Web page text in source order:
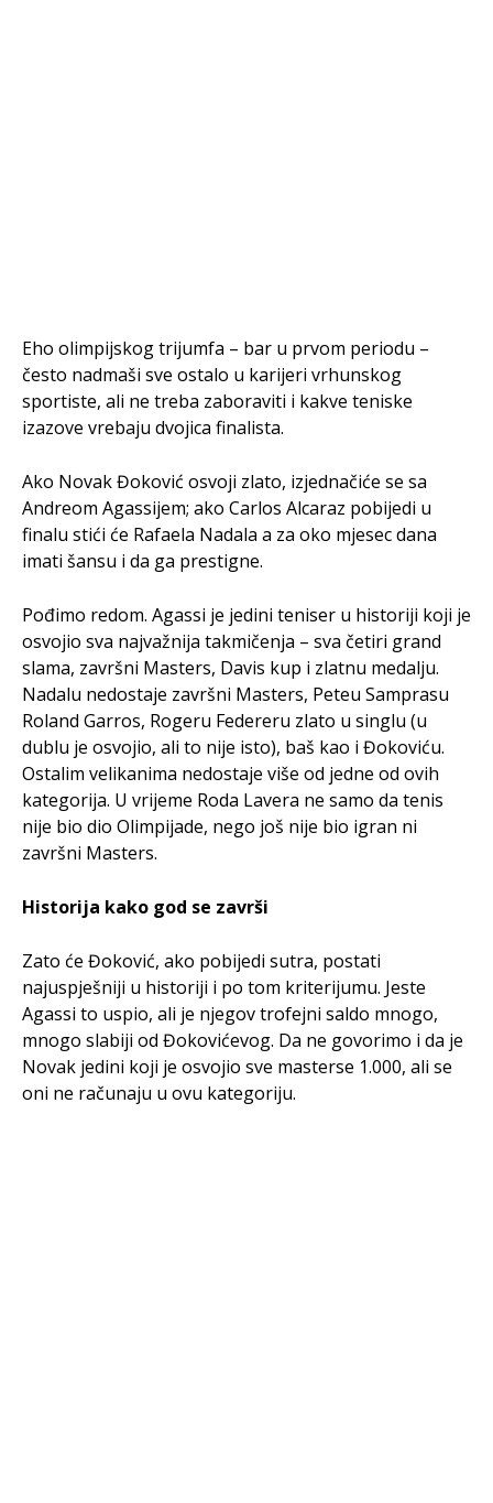
Eho olimpijskog trijumfa – bar u prvom periodu –
često nadmaši sve ostalo u karijeri vrhunskog
sportiste, ali ne treba zaboraviti i kakve teniske
izazove vrebaju dvojica finalista.
Ako Novak Đoković osvoji zlato, izjednačiće se sa
Andreom Agassijem; ako Carlos Alcaraz pobijedi u
finalu stići će Rafaela Nadala a za oko mjesec dana
imati šansu i da ga prestigne.
Pođimo redom. Agassi je jedini teniser u historiji koji je
osvojio sva najvažnija takmičenja – sva četiri grand
slama, završni Masters, Davis kup i zlatnu medalju.
Nadalu nedostaje završni Masters, Peteu Samprasu
Roland Garros, Rogeru Federeru zlato u singlu (u
dublu je osvojio, ali to nije isto), baš kao i Đokoviću.
Ostalim velikanima nedostaje više od jedne od ovih
kategorija. U vrijeme Roda Lavera ne samo da tenis
nije bio dio Olimpijade, nego još nije bio igran ni
završni Masters.
Historija kako god se završi
Zato će Đoković, ako pobijedi sutra, postati
najuspješniji u historiji i po tom kriterijumu. Jeste
Agassi to uspio, ali je njegov trofejni saldo mnogo,
mnogo slabiji od Đokovićevog. Da ne govorimo i da je
Novak jedini koji je osvojio sve masterse 1.000, ali se
oni ne računaju u ovu kategoriju.